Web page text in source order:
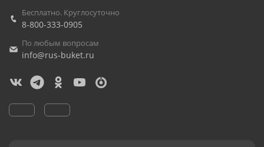
Бесплатно. Круглосуточно
8-800-333-0905
По любым вопросам
info@rus-buket.ru